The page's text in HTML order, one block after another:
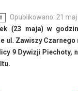
Opublikowano: 21
(23 maja) w
ul. Zawiszy
9 Dywizji Piechoty,